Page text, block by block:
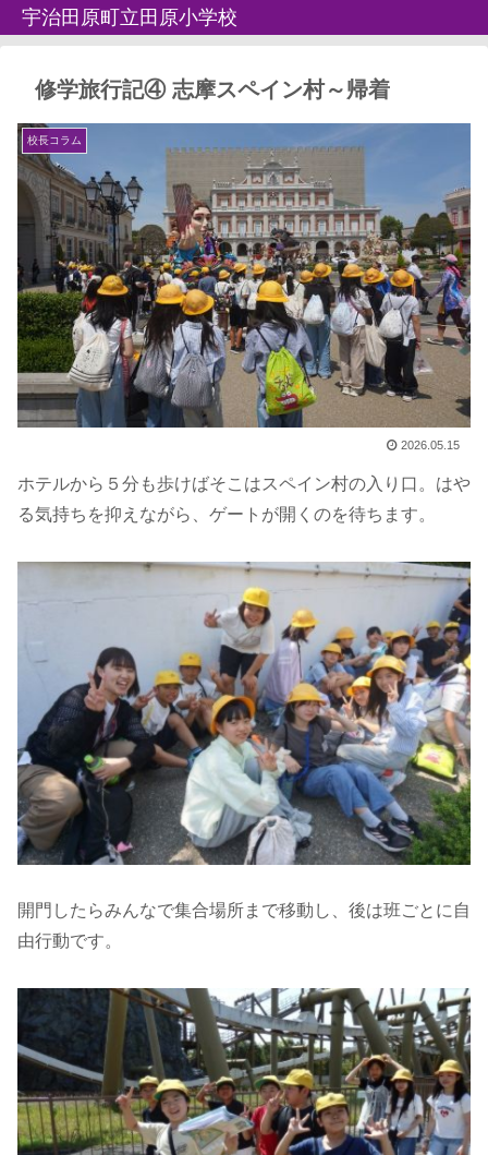
宇治田原町立田原小学校
修学旅行記④ 志摩スペイン村～帰着
校長コラム
2026.05.15
ホテルから５分も歩けばそこはスペイン村の入り口。はや
る気持ちを抑えながら、ゲートが開くのを待ちます。
開門したらみんなで集合場所まで移動し、後は班ごとに自
由行動です。